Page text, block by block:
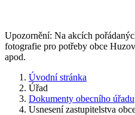
Upozornění: Na akcích
fotografie pro potřeby obce
apod.
Úvodní stránka
Úřad
Dokumenty obecního úřadu
Usnesení zastupitelstva